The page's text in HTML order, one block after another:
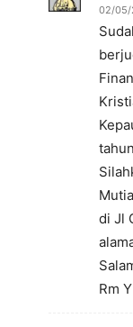
02/05/
di Jl
Rm